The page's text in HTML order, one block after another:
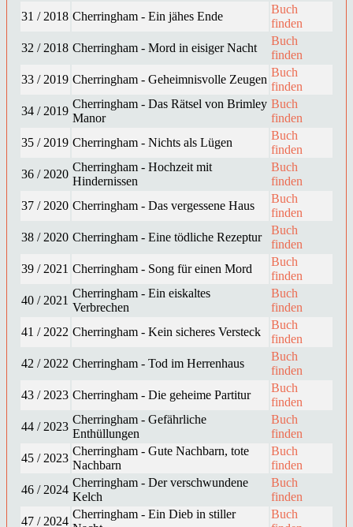
31 / 2018 Cherringham - Ein jähes Ende
Buch
finden
32 / 2018 Cherringham - Mord in eisiger Nacht
Buch
finden
33 / 2019 Cherringham - Geheimnisvolle Zeugen
Buch
finden
34 / 2019
Cherringham - Das Rätsel von Brimley
Manor
Buch
finden
35 / 2019 Cherringham - Nichts als Lügen
Buch
finden
36 / 2020
Cherringham - Hochzeit mit
Hindernissen
Buch
finden
37 / 2020 Cherringham - Das vergessene Haus
Buch
finden
38 / 2020 Cherringham - Eine tödliche Rezeptur
Buch
finden
39 / 2021 Cherringham - Song für einen Mord
Buch
finden
40 / 2021
Cherringham - Ein eiskaltes
Verbrechen
Buch
finden
41 / 2022 Cherringham - Kein sicheres Versteck
Buch
finden
42 / 2022 Cherringham - Tod im Herrenhaus
Buch
finden
43 / 2023 Cherringham - Die geheime Partitur
Buch
finden
44 / 2023
Cherringham - Gefährliche
Enthüllungen
Buch
finden
45 / 2023
Cherringham - Gute Nachbarn, tote
Nachbarn
Buch
finden
46 / 2024
Cherringham - Der verschwundene
Kelch
Buch
finden
47 / 2024
Cherringham - Ein Dieb in stiller
Buch